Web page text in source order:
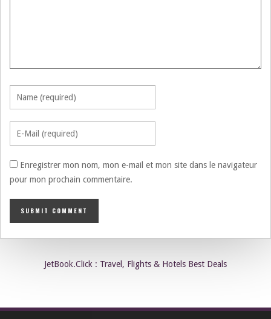
Enregistrer mon nom, mon e-mail et mon site dans le navigateur
pour mon prochain commentaire.
JetBook.Click : Travel, Flights & Hotels Best Deals